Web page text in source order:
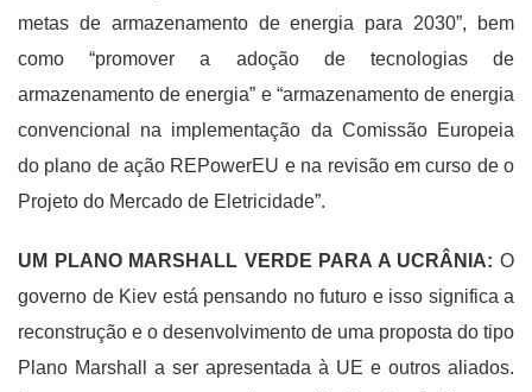
metas de armazenamento de energia para 2030”, bem
como “promover a adoção de tecnologias de
armazenamento de energia” e “armazenamento de energia
convencional na implementação da Comissão Europeia
do plano de ação REPowerEU e na revisão em curso de o
Projeto do Mercado de Eletricidade”.
UM PLANO MARSHALL VERDE PARA A UCRÂNIA: O
governo de Kiev está pensando no futuro e isso significa a
reconstrução e o desenvolvimento de uma proposta do tipo
Plano Marshall a ser apresentada à UE e outros aliados.